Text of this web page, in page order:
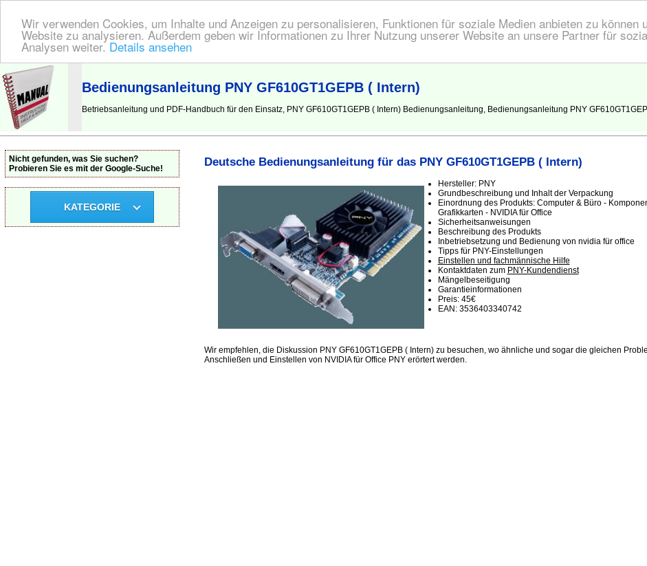
Wir verwenden Cookies, um Inhalte und Anzeigen zu personalisieren, Funktionen für soziale Medien anbieten zu können
Website zu analysieren. Außerdem geben wir Informationen zu Ihrer Nutzung unserer Website an unsere Partner für
Analysen weiter. Details ansehen
BEDIENUNGSANLEITUNG | Hier finden Sie die deutsche Anleitung!
Bedienungsanleitung PNY GF610GT1GEPB ( Intern)
Betriebsanleitung und PDF-Handbuch für den Einsatz, PNY GF610GT1GEPB ( Intern) Bedienungsanleitung, Bedienungsanleitung PNY
Deutsche Bedienungsanleitung für das PNY GF610GT1GEPB ( Intern)
Hersteller: PNY
Grundbeschreibung und Inhalt der Verpackung
Einordnung des Produkts: Computer & Büro -
Grafikkarten - NVIDIA für Office
Sicherheitsanweisungen
Beschreibung des Produkts
Inbetriebsetzung und Bedienung von nvidia für office
Tipps für PNY-Einstellungen
Einstellen und fachmännische Hilfe
Kontaktdaten zum PNY-Kundendienst
Mängelbeseitigung
Garantieinformationen
Preis: 45€
EAN: 3536403340742
Wir empfehlen, die Diskussion PNY GF610GT1GEPB ( Intern) zu besuchen, wo ähnliche und sogar die gleichen
Anschließen und Einstellen von NVIDIA für Office PNY erörtert werden.
Nicht gefunden, was Sie suchen?
Probieren Sie es mit der Google-Suche!
KATEGORIE